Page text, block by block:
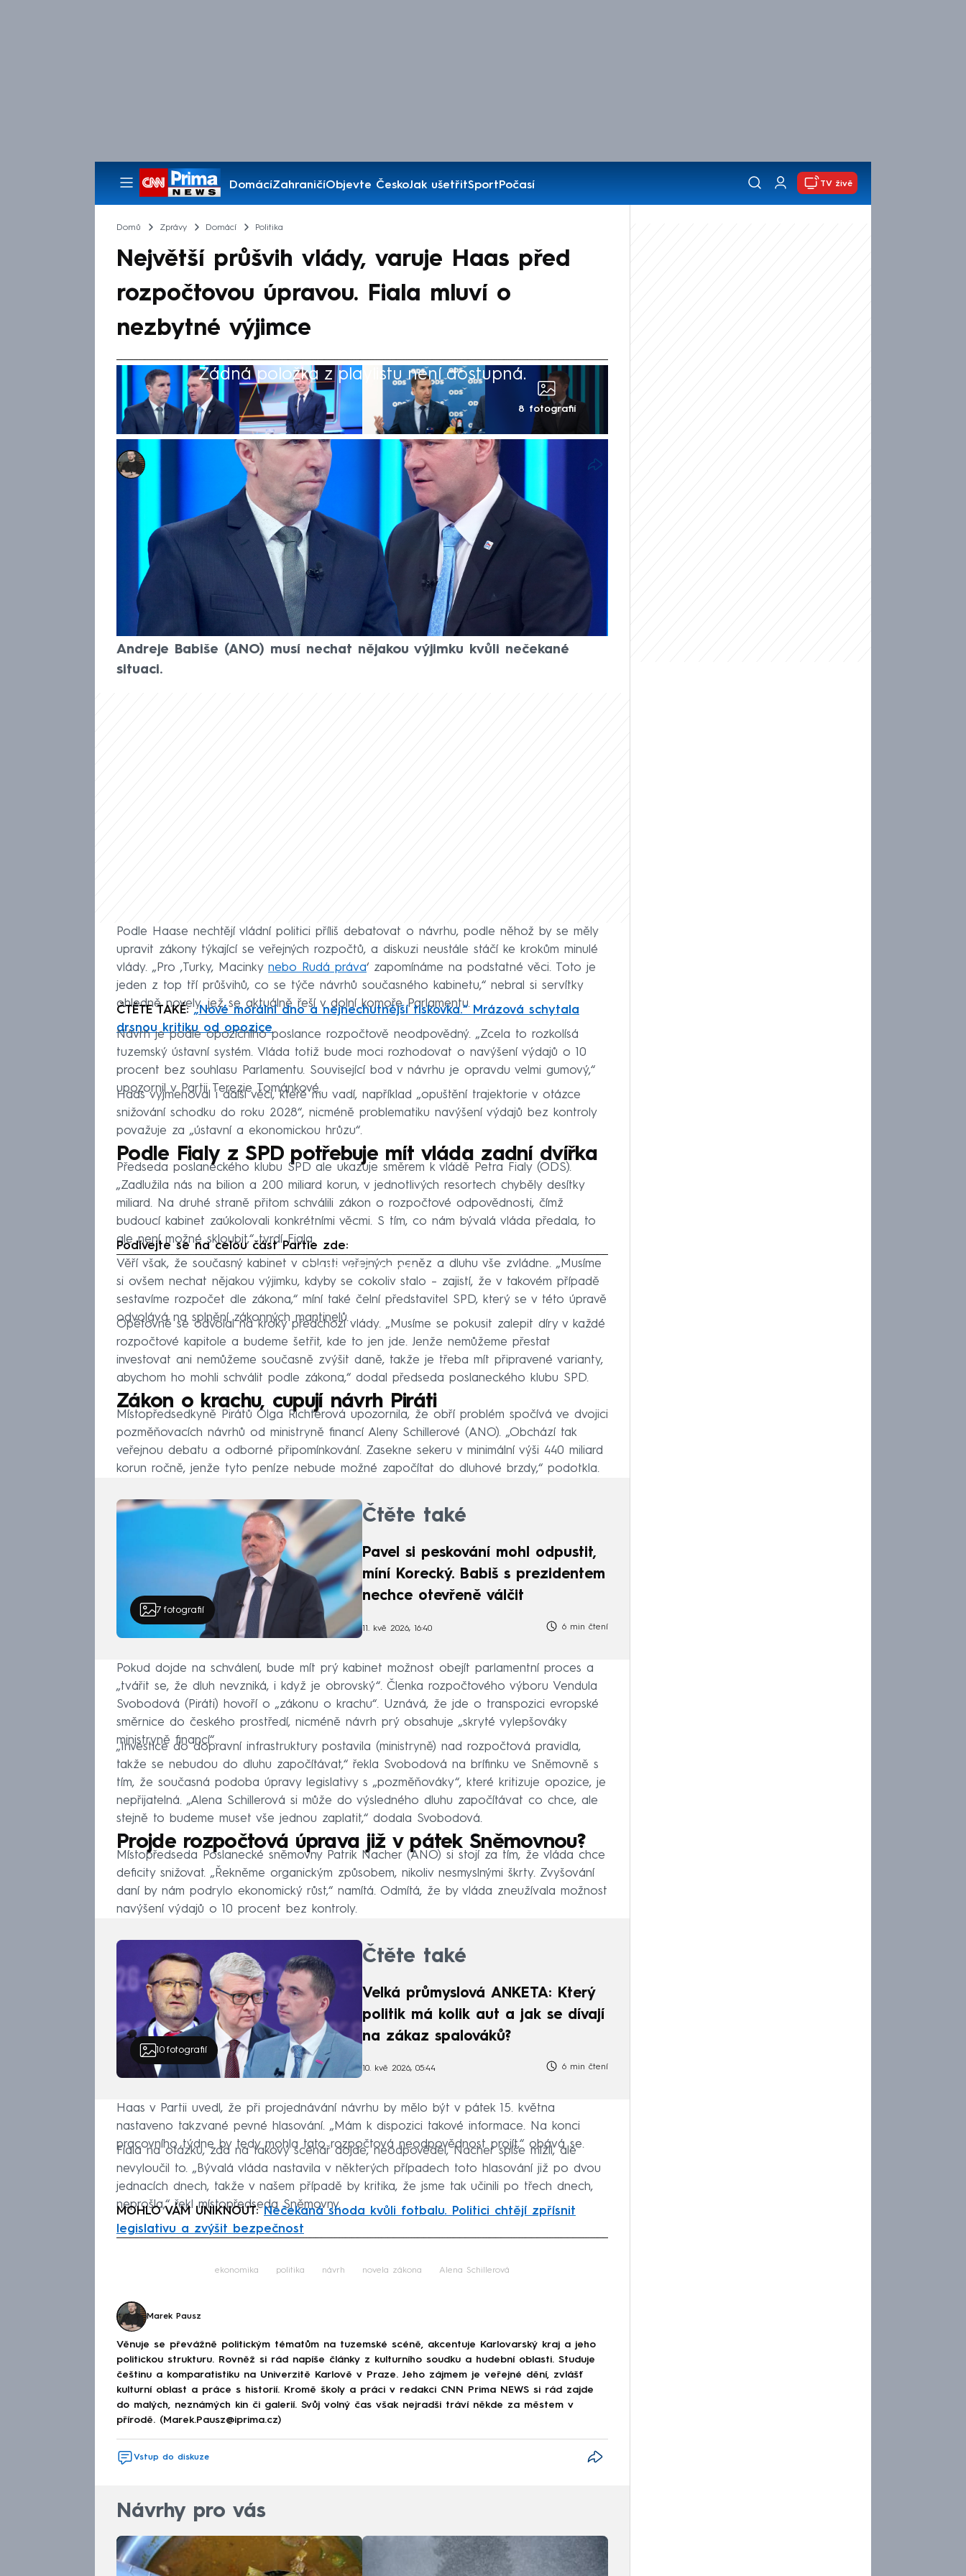
DomácíZahraničíObjevte ČeskoJak ušetřitSportPočasí
Pořady
TV živě
Domů Zprávy Domácí Politika
Největší průšvih vlády, varuje Haas před
rozpočtovou úpravou. Fiala mluví o
nezbytné výjimce
Žádná položka z playlistu není dostupná.
8 fotografií
Marek Pausz
12. kvě 2026, 10:39
Vláda chce prosadit rozvolnění rozpočtové odpovědnosti, kritizoval
poslanec Karel Haas (ODS) v Partii Terezie Tománkové na CNN Prima
NEWS navrhované úpravy v oblasti veřejných rozpočtů. Novelu označil
za jeden „z top tří průšvihů vlády“ v otázce legislativy a zdůraznil, že
kabinet bude moci zvýšit výdaje státu o 10 procent bez kontroly
Parlamentu. Šéf poslaneckého klubu SPD Radim Fiala ovšem poukazuje
na pochybení bývalé vlády a tvrdí, že ohledně výdajů si kabinet
Andreje Babiše (ANO) musí nechat nějakou výjimku kvůli nečekané
situaci.
Podle Haase nechtějí vládní politici příliš debatovat o návrhu, podle něhož by se měly
upravit zákony týkající se veřejných rozpočtů, a diskuzi neustále stáčí ke krokům minulé
vlády. „Pro ‚Turky, Macinky nebo Rudá práva‘ zapomínáme na podstatné věci. Toto je
jeden z top tří průšvihů, co se týče návrhů současného kabinetu,“ nebral si servítky
ohledně novely, jež se aktuálně řeší v dolní komoře Parlamentu.
ČTĚTE TAKÉ:„Nové morální dno a nejnechutnější tiskovka.“ Mrázová schytala
drsnou kritiku od opozice
Návrh je podle opozičního poslance rozpočtově neodpovědný. „Zcela to rozkolísá
tuzemský ústavní systém. Vláda totiž bude moci rozhodovat o navýšení výdajů o 10
procent bez souhlasu Parlamentu. Související bod v návrhu je opravdu velmi gumový,“
upozornil v Partii Terezie Tománkové.
Haas vyjmenoval i další věci, které mu vadí, například „opuštění trajektorie v otázce
snižování schodku do roku 2028“, nicméně problematiku navýšení výdajů bez kontroly
považuje za „ústavní a ekonomickou hrůzu“.
Podle Fialy z SPD potřebuje mít vláda zadní dvířka
Předseda poslaneckého klubu SPD ale ukazuje směrem k vládě Petra Fialy (ODS).
„Zadlužila nás na bilion a 200 miliard korun, v jednotlivých resortech chyběly desítky
miliard. Na druhé straně přitom schválili zákon o rozpočtové odpovědnosti, čímž
budoucí kabinet zaúkolovali konkrétními věcmi. S tím, co nám bývalá vláda předala, to
ale není možné skloubit,“ tvrdí Fiala.
Podívejte se na celou část Partie zde:
Failed to fetch
Věří však, že současný kabinet v oblasti veřejných peněz a dluhu vše zvládne. „Musíme
si ovšem nechat nějakou výjimku, kdyby se cokoliv stalo – zajistí, že v takovém případě
sestavíme rozpočet dle zákona,“ míní také čelní představitel SPD, který se v této úpravě
odvolává na splnění zákonných mantinelů.
Opětovně se odvolal na kroky předchozí vlády. „Musíme se pokusit zalepit díry v každé
rozpočtové kapitole a budeme šetřit, kde to jen jde. Jenže nemůžeme přestat
investovat ani nemůžeme současně zvýšit daně, takže je třeba mít připravené varianty,
abychom ho mohli schválit podle zákona,“ dodal předseda poslaneckého klubu SPD.
Zákon o krachu, cupují návrh Piráti
Místopředsedkyně Pirátů Olga Richterová upozornila, že obří problém spočívá ve dvojici
pozměňovacích návrhů od ministryně financí Aleny Schillerové (ANO). „Obchází tak
veřejnou debatu a odborné připomínkování. Zasekne sekeru v minimální výši 440 miliard
korun ročně, jenže tyto peníze nebude možné započítat do dluhové brzdy,“ podotkla.
7 fotografií
Čtěte také
Pavel si peskování mohl odpustit,
míní Korecký. Babiš s prezidentem
nechce otevřeně válčit
11. kvě 2026, 16:40 6 min čtení
Pokud dojde na schválení, bude mít prý kabinet možnost obejít parlamentní proces a
„tvářit se, že dluh nevzniká, i když je obrovský“. Členka rozpočtového výboru Vendula
Svobodová (Piráti) hovoří o „zákonu o krachu“. Uznává, že jde o transpozici evropské
směrnice do českého prostředí, nicméně návrh prý obsahuje „skryté vylepšováky
ministryně financí“.
„Investice do dopravní infrastruktury postavila (ministryně) nad rozpočtová pravidla,
takže se nebudou do dluhu započítávat,“ řekla Svobodová na brífinku ve Sněmovně s
tím, že současná podoba úpravy legislativy s „pozměňováky“, které kritizuje opozice, je
nepřijatelná. „Alena Schillerová si může do výsledného dluhu započítávat co chce, ale
stejně to budeme muset vše jednou zaplatit,“ dodala Svobodová.
Projde rozpočtová úprava již v pátek Sněmovnou?
Místopředseda Poslanecké sněmovny Patrik Nacher (ANO) si stojí za tím, že vláda chce
deficity snižovat. „Řekněme organickým způsobem, nikoliv nesmyslnými škrty. Zvyšování
daní by nám podrylo ekonomický růst,“ namítá. Odmítá, že by vláda zneužívala možnost
navýšení výdajů o 10 procent bez kontroly.
10fotografií
Čtěte také
Velká průmyslová ANKETA: Který
politik má kolik aut a jak se dívají
na zákaz spalováků?
10. kvě 2026, 05:44 6 min čtení
Haas v Partii uvedl, že při projednávání návrhu by mělo být v pátek 15. května
nastaveno takzvané pevné hlasování. „Mám k dispozici takové informace. Na konci
pracovního týdne by tedy mohla tato rozpočtová neodpovědnost projít,“ obává se.
Fiala na otázku, zda na takový scénář dojde, neodpověděl, Nacher spíše mlžil, ale
nevyloučil to. „Bývalá vláda nastavila v některých případech toto hlasování již po dvou
jednacích dnech, takže v našem případě by kritika, že jsme tak učinili po třech dnech,
neprošla,“ řekl místopředseda Sněmovny.
MOHLO VÁM UNIKNOUT: Nečekaná shoda kvůli fotbalu. Politici chtějí zpřísnit
legislativu a zvýšit bezpečnost
ekonomika politika návrh novela zákona Alena Schillerová
Marek Pausz
Věnuje se převážně politickým tématům na tuzemské scéně, akcentuje Karlovarský kraj a jeho
politickou strukturu. Rovněž si rád napíše články z kulturního soudku a hudební oblasti. Studuje
češtinu a komparatistiku na Univerzitě Karlově v Praze. Jeho zájmem je veřejné dění, zvlášť
kulturní oblast a práce s historií. Kromě školy a práci v redakci CNN Prima NEWS si rád zajde
do malých, neznámých kin či galerií. Svůj volný čas však nejradši tráví někde za městem v
přírodě. (Marek.Pausz@iprima.cz)
Vstup do diskuze
Návrhy pro vás